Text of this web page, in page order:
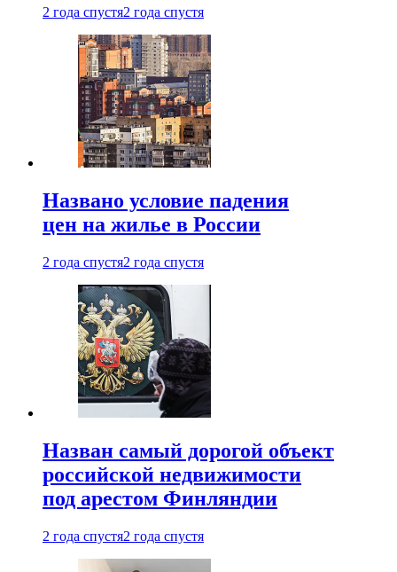
2 года спустя2 года спустя
Названо условие падения
цен на жилье в России
2 года спустя2 года спустя
Назван самый дорогой объект
российской недвижимости
под арестом Финляндии
2 года спустя2 года спустя